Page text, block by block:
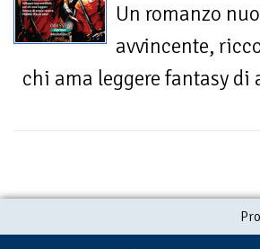
Un romanzo
avvincente,
chi ama leggere fantasy di